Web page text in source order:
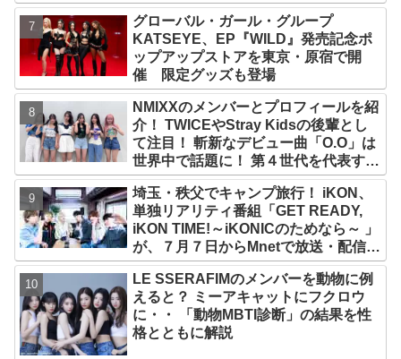
グローバル・ガール・グループ
KATSEYE、EP『WILD』発売記念ポ
ップアップストアを東京・原宿で開
催 限定グッズも登場
NMIXXのメンバーとプロフィールを紹
介！ TWICEやStray Kidsの後輩とし
て注目！ 斬新なデビュー曲「O.O」は
世界中で話題に！ 第４世代を代表する
美女ソリュンをはじめ、全員ビジュア
ルメンバーといわれるその魅力をチェ
ック
埼玉・秩父でキャンプ旅行！ iKON、
単独リアリティ番組「GET READY,
iKON TIME!～iKONICのためなら～ 」
が、７月７日からMnetで放送・配信ス
タート
LE SSERAFIMのメンバーを動物に例
えると？ ミーアキャットにフクロウ
に・・ 「動物MBTI診断」の結果を性
格とともに解説